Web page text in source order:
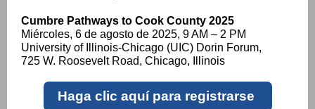
Cumbre Pathways to Cook County 2025
Miércoles, 6 de agosto de 2025, 9 AM – 2 PM
University of Illinois-Chicago (UIC) Dorin Forum,
725 W. Roosevelt Road, Chicago, Illinois
Haga clic aquí para registrarse